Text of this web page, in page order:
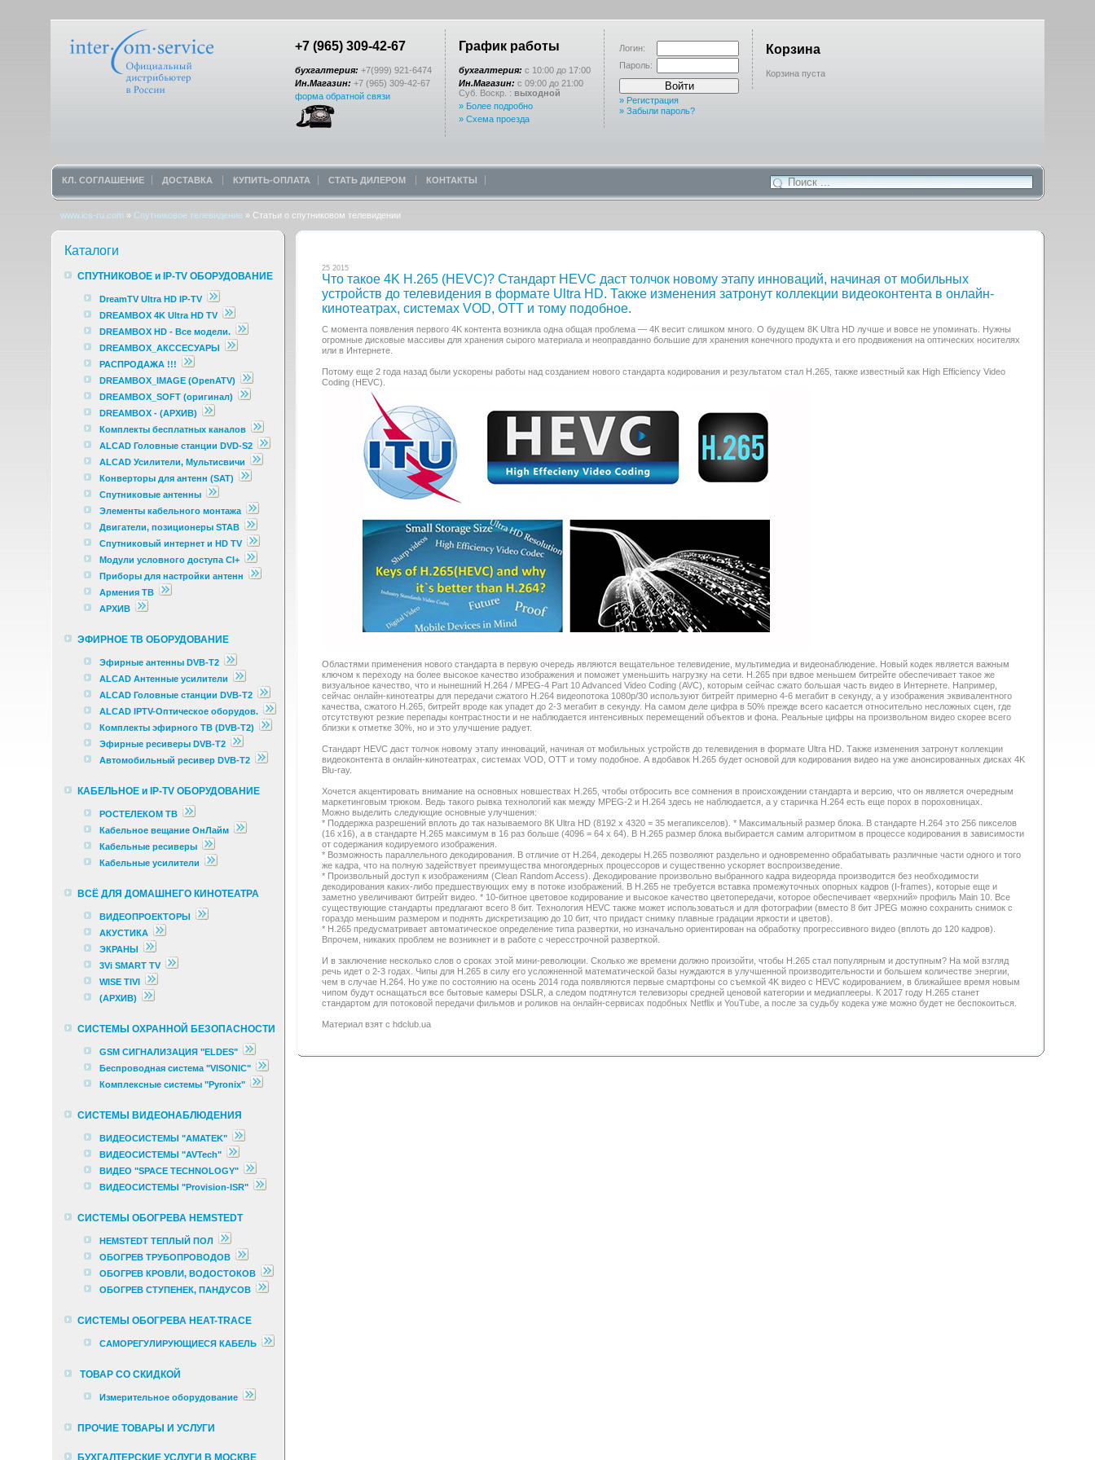
+7 (965) 309-42-67
бухгалтерия: +7(999) 921-6474
Ин.Магазин: +7 (965) 309-42-67
форма обратной связи
График работы
бухгалтерия: с 10:00 до 17:00
Ин.Магазин: с 09:00 до 21:00
Суб. Воскр. : выходной
» Более подробно
» Схема проезда
Логин:
Пароль:
Войти
» Регистрация
» Забыли пароль?
Корзина
Корзина пуста
КЛ. СОГЛАШЕНИЕ ДОСТАВКА КУПИТЬ-ОПЛАТА СТАТЬ ДИЛЕРОМ КОНТАКТЫ
www.ics-ru.com » Спутниковое телевидение » Статьи о спутниковом телевидении
25 2015
Что такое 4K H.265 (HEVC)? Стандарт HEVC даcт толчок новому этапу инноваций, начиная от мобильных
устройств до телевидения в формате Ultra HD. Также изменения затронут коллекции видеоконтента в онлайн-
кинотеатрах, системах VOD, OTT и тому подобное.
С момента появления первого 4K контента возникла одна общая проблема — 4К весит слишком много. О будущем 8K Ultra HD лучше и вовсе не упоминать. Нужны
огромные дисковые массивы для хранения сырого материала и неоправданно большие для хранения конечного продукта и его продвижения на оптических носителях
или в Интернете.
Потому еще 2 года назад были ускорены работы над созданием нового стандарта кодирования и результатом стал H.265, также известный как High Efficiency Video
Coding (HEVC).
Областями применения нового стандарта в первую очередь являются вещательное телевидение, мультимедиа и видеонаблюдение. Новый кодек является важным
ключом к переходу на более высокое качество изображения и поможет уменьшить нагрузку на сети. H.265 при вдвое меньшем битрейте обеспечивает такое же
визуальное качество, что и нынешний H.264 / MPEG-4 Part 10 Advanced Video Coding (AVC), которым сейчас сжато большая часть видео в Интернете. Например,
сейчас онлайн-кинотеатры для передачи сжатого Н.264 видеопотока 1080p/30 используют битрейт примерно 4-6 мегабит в секунду, а у изображения эквивалентного
качества, сжатого Н.265, битрейт вроде как упадет до 2-3 мегабит в секунду. На самом деле цифра в 50% прежде всего касается относительно несложных сцен, где
отсутствуют резкие перепады контрастности и не наблюдается интенсивных перемещений объектов и фона. Реальные цифры на произвольном видео скорее всего
близки к отметке 30%, но и это улучшение радует.
Стандарт HEVC даcт толчок новому этапу инноваций, начиная от мобильных устройств до телевидения в формате Ultra HD. Также изменения затронут коллекции
видеоконтента в онлайн-кинотеатрах, системах VOD, OTT и тому подобное. А вдобавок H.265 будет основой для кодирования видео на уже анонсированных дисках 4K
Blu-ray.
Хочется акцентировать внимание на основных новшествах H.265, чтобы отбросить все сомнения в происхождении стандарта и версию, что он является очередным
маркетинговым трюком. Ведь такого рывка технологий как между MPEG-2 и Н.264 здесь не наблюдается, а у старичка Н.264 есть еще порох в пороховницах.
Можно выделить следующие основные улучшения:
* Поддержка разрешений вплоть до так называемого 8К Ultra HD (8192 х 4320 = 35 мегапикселов). * Максимальный размер блока. В стандарте H.264 это 256 пикселов
(16 x16), а в стандарте H.265 максимум в 16 раз больше (4096 = 64 x 64). В Н.265 размер блока выбирается самим алгоритмом в процессе кодирования в зависимости
от содержания кодируемого изображения.
* Возможность параллельного декодирования. В отличие от H.264, декодеры H.265 позволяют раздельно и одновременно обрабатывать различные части одного и того
же кадра, что на полную задействует преимущества многоядерных процессоров и существенно ускоряет воспроизведение.
* Произвольный доступ к изображениям (Clean Random Access). Декодирование произвольно выбранного кадра видеоряда производится без необходимости
декодирования каких-либо предшествующих ему в потоке изображений. В H.265 не требуется вставка промежуточных опорных кадров (I-frames), которые еще и
заметно увеличивают битрейт видео. * 10-битное цветовое кодирование и высокое качество цветопередачи, которое обеспечивает «верхний» профиль Main 10. Все
существующие стандарты предлагают всего 8 бит. Технология HEVC также может использоваться и для фотографии (вместо 8 бит JPEG можно сохранить снимок с
гораздо меньшим размером и поднять дискретизацию до 10 бит, что придаст снимку плавные градации яркости и цветов).
* H.265 предусматривает автоматическое определение типа развертки, но изначально ориентирован на обработку прогрессивного видео (вплоть до 120 кадров).
Впрочем, никаких проблем не возникнет и в работе с чересстрочной разверткой.
И в заключение несколько слов о сроках этой мини-революции. Сколько же времени должно произойти, чтобы H.265 стал популярным и доступным? На мой взгляд
речь идет о 2-3 годах. Чипы для H.265 в силу его усложненной математической базы нуждаются в улучшенной производительности и большем количестве энергии,
чем в случае H.264. Но уже по состоянию на осень 2014 года появляются первые смартфоны со съемкой 4K видео с HEVC кодированием, в ближайшее время новым
чипом будут оснащаться все бытовые камеры DSLR, а следом подтянутся телевизоры средней ценовой категории и медиаплееры. К 2017 году H.265 станет
стандартом для потоковой передачи фильмов и роликов на онлайн-сервисах подобных Netflix и YouTube, а после за судьбу кодека уже можно будет не беспокоиться.
Материал взят с hdclub.ua
Каталоги
СПУТНИКОВОЕ и IP-TV ОБОРУДОВАНИЕ
DreamTV Ultra HD IP-TV
DREAMBOX 4K Ultra HD TV
DREAMBOX HD - Все модели.
DREAMBOX_АКССЕСУАРЫ
РАСПРОДАЖА !!!
DREAMBOX_IMAGE (OpenATV)
DREAMBOX_SOFT (оригинал)
DREAMBOX - (АРХИВ)
Комплекты бесплатных каналов
ALCAD Головные станции DVD-S2
ALCAD Усилители, Мультисвичи
Конверторы для антенн (SAT)
Спутниковые антенны
Элементы кабельного монтажа
Двигатели, позиционеры STAB
Спутниковый интернет и HD TV
Модули условного доступа CI+
Приборы для настройки антенн
Армения ТВ
АРХИВ
ЭФИРНОЕ ТВ ОБОРУДОВАНИЕ
Эфирные антенны DVB-T2
ALCAD Антенные усилители
ALCAD Головные станции DVB-T2
ALCAD IPTV-Оптическое оборудов.
Комплекты эфирного ТВ (DVB-T2)
Эфирные ресиверы DVB-T2
Автомобильный ресивер DVB-T2
КАБЕЛЬНОЕ и IP-TV ОБОРУДОВАНИЕ
РОСТЕЛЕКОМ ТВ
Кабельное вещание ОнЛайм
Кабельные ресиверы
Кабельные усилители
ВСЁ ДЛЯ ДОМАШНЕГО КИНОТЕАТРА
ВИДЕОПРОЕКТОРЫ
АКУСТИКА
ЭКРАНЫ
3Vi SMART TV
WISE TIVI
(АРХИВ)
СИСТЕМЫ ОХРАННОЙ БЕЗОПАСНОСТИ
GSM СИГНАЛИЗАЦИЯ "ELDES"
Беспроводная система "VISONIC"
Комплексные cистемы "Pyronix"
СИСТЕМЫ ВИДЕОНАБЛЮДЕНИЯ
ВИДЕОСИСТЕМЫ "AMATEK"
ВИДЕОСИСТЕМЫ "AVTech"
ВИДЕО "SPACE TECHNOLOGY"
ВИДЕОСИСТЕМЫ "Provision-ISR"
СИСТЕМЫ ОБОГРЕВА HEMSTEDT
HEMSTEDT ТЕПЛЫЙ ПОЛ
ОБОГРЕВ ТРУБОПРОВОДОВ
ОБОГРЕВ КРОВЛИ, ВОДОСТОКОВ
ОБОГРЕВ СТУПЕНЕК, ПАНДУСОВ
СИСТЕМЫ ОБОГРЕВА HEAT-TRACE
САМОРЕГУЛИРУЮЩИЕСЯ КАБЕЛЬ
ТОВАР СО СКИДКОЙ
Измерительное оборудование
ПРОЧИЕ ТОВАРЫ И УСЛУГИ
БУХГАЛТЕРСКИЕ УСЛУГИ В МОСКВЕ